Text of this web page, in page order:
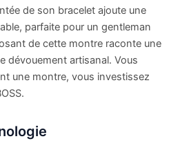
de son bracelet ajoute une
parfaite pour un gentleman
de cette montre raconte une
dévouement artisanal. Vous
une montre, vous investissez